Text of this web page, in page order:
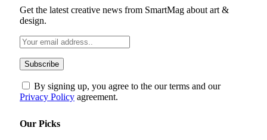
Get the latest creative news from SmartMag about art &
design.
By signing up, you agree to the our terms and our
Privacy Policy agreement.
Our Picks